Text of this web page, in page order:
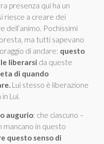
presenza qui ha un
riesce a creare dei
dell’animo. Pochissimi
ma tutti sapevano
di andare: questo
liberarsi da queste
di quando
Lui stesso è liberazione
Lui.
augurio: che ciascuno –
mancano in questo
questo senso di